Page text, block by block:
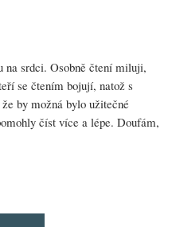
na srdci. Osobně čtení miluji,
se čtením bojují, natož s
by možná bylo užitečné
číst více a lépe. Doufám,